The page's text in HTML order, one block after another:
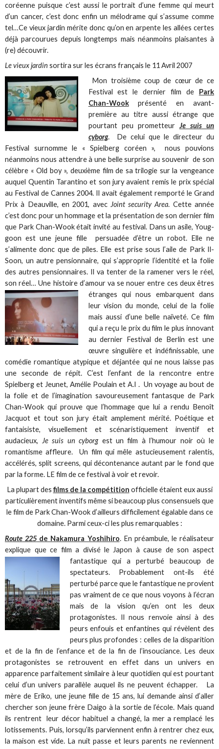
coréenne puisque c’est aussi le portrait d’une femme qui meurt
d’un cancer, c’est donc enfin un mélodrame qui s’assume comme
tel…Ce vieux jardin mérite donc qu’on en arpente les allées certes
déjà parcourues depuis longtemps mais néanmoins plaisantes à
(re) découvrir.
Le vieux jardin sortira sur les écrans français le 11 Avril 2007
Mon troisième coup de cœur de ce
Festival est le dernier film de Park
Chan-Wookprésenté en avant-
première au titre aussi étrange que
pourtant peu prometteur Je suis un
cyborg. De celui que le directeur du
Festival surnomme le « Spielberg coréen », nous pouvions
néanmoins nous attendre à une belle surprise au souvenir de son
célèbre « Old boy », deuxième film de sa trilogie sur la vengeance
auquel Quentin Tarantino et son jury avaient remis le prix spécial
au Festival de Cannes 2004. Il avait également remporté le Grand
Prix à Deauville, en 2001, avec Joint security Area. Cette année
c’est donc pour un hommage et la présentation de son dernier film
que Park Chan-Wook était invité au festival. Dans un asile, Youg-
goon est une jeune fille persuadée d’être un robot. Elle ne
s’alimente donc que de piles. Elle est prise sous l’aile de Park Il-
Soon, un autre pensionnaire, qui s’approprie l’identité et la folie
des autres pensionnaires. Il va tenter de la ramener vers le réel,
son réel… Une histoire d’amour va se nouer entre ces deux êtres
étranges qui nous embarquent dans
leur vision du monde, celui de la folie
mais aussi d’une belle naïveté. Ce film
qui a reçu le prix du film le plus innovant
au dernier Festival de Berlin est une
œuvre singulière et indéfinissable, une
comédie romantique atypique et déjantée qui ne nous laisse pas
une seconde de répit. C’est l’enfant de la rencontre entre
Spielberg et Jeunet, Amélie Poulain et A.I . Un voyage au bout de
la folie et de l’imagination savoureusement fantasque de Park
Chan-Wook qui prouve que l’hommage que lui a rendu Benoît
Jacquot et tout son jury était amplement mérité. Poétique et
fantaisiste, visuellement et scénaristiquement inventif et
audacieux, Je suis un cyborg est un film à l’humour noir où le
romantisme affleure. Un film qui mêle astucieusement ralentis,
accélérés, split screens, qui décontenance autant par le fond que
par la forme. LE film de ce festival à voir et revoir.
La plupart des films de la compétition officielle étaient eux aussi
particulièrement inventifs même si beaucoup plus consensuels que
le film de Park Chan-Wook d’ailleurs difficilement égalable dans ce
domaine. Parmi ceux-ci les plus remarquables :
Route 225 de Nakamura Yoshihiro. En préambule, le réalisateur
explique que ce film a divisé le Japon à cause de son aspect
fantastique qui a perturbé beaucoup de
spectateurs. Probablement ont-ils été
perturbé parce que le fantastique ne provient
pas vraiment de ce que nous voyons à l’écran
mais de la vision qu’en ont les deux
protagonistes. Il nous renvoie ainsi à des
peurs enfouis et enfantines qui révèlent des
peurs plus profondes : celles de la disparition
et de la fin de l’enfance et de la fin de l’insouciance. Les deux
protagonistes se retrouvent en effet dans un univers en
apparence parfaitement similaire à leur quotidien qui est pourtant
celui d’un univers parallèle auquel ils ne peuvent échapper. La
mère de Eriko, une jeune fille de 15 ans, lui demande ainsi d’aller
chercher son jeune frère Daigo à la sortie de l’école. Mais quand
ils rentrent leur décor habituel a changé, la mer a remplacé les
lotissements. Puis, lorsqu’ils parviennent enfin à rentrer chez eux,
la maison est vide. La nuit passe et leurs parents ne reviennent